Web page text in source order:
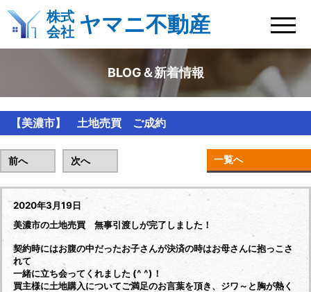
株式
会社 ヤマニ不動産
BLOG＆新着情報
【美濃市】 土地売買 ご成約
前へ 次へ 一覧へ
2020年3月19日
美濃市の土地売買 無事引渡しが完了しました！
契約時にはお腹の中だったお子さんが決済の時はお母さんに抱っこさ
れて
一緒に立ち会ってくれました (^ ^)！
買主様に土地購入についてご満足のお言葉を頂き、ジワ～と胸が熱く